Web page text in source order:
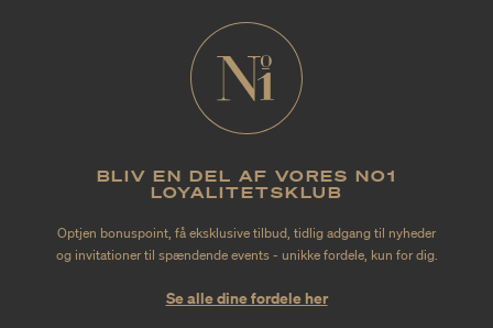
BLIV EN DEL AF VORES NO1
LOYALITETSKLUB
Optjen bonuspoint, få eksklusive tilbud, tidlig adgang til nyheder
og invitationer til spændende events - unikke fordele, kun for dig.
Se alle dine fordele her